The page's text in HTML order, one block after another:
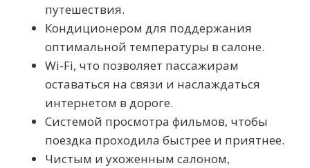
путешествия.
Кондиционером для поддержания
оптимальной температуры в салоне.
Wi-Fi, что позволяет пассажирам
оставаться на связи и наслаждаться
интернетом в дороге.
Системой просмотра фильмов, чтобы
поездка проходила быстрее и приятнее.
Чистым и ухоженным салоном,